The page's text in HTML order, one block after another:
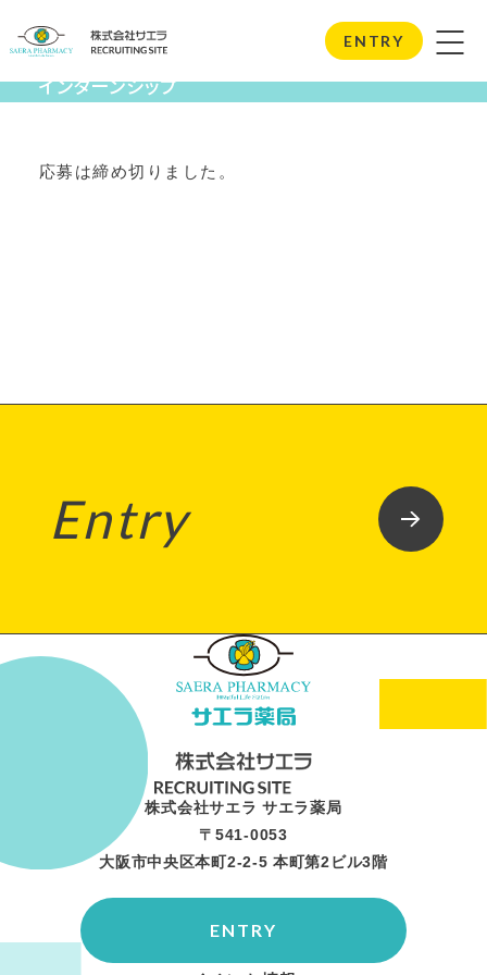
ENTRY
Internship
インターンシップ
応募は締め切りました。
Entry
株式会社サエラ サエラ薬局
〒541-0053
大阪市中央区本町2-2-5 本町第2ビル3階
ENTRY